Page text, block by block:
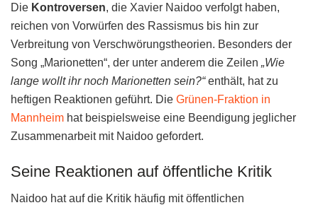
Die Kontroversen, die Xavier Naidoo verfolgt haben,
reichen von Vorwürfen des Rassismus bis hin zur
Verbreitung von Verschwörungstheorien. Besonders der
Song „Marionetten“, der unter anderem die Zeilen „Wie
lange wollt ihr noch Marionetten sein?“enthält, hat zu
heftigen Reaktionen geführt. Die Grünen-Fraktion in
Mannheim hat beispielsweise eine Beendigung jeglicher
Zusammenarbeit mit Naidoo gefordert.
Seine Reaktionen auf öffentliche Kritik
Naidoo hat auf die Kritik häufig mit öffentlichen